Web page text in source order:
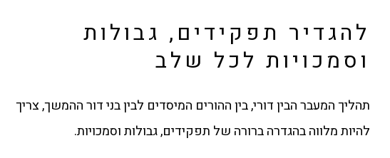
להגדיר תפקידים, גבולות
וסמכויות לכל שלב
תהליך המעבר הבין דורי, בין ההורים המיסדים לבין בני דור ההמשך, צריך
להיות מלווה בהגדרה ברורה של תפקידים, גבולות וסמכויות.